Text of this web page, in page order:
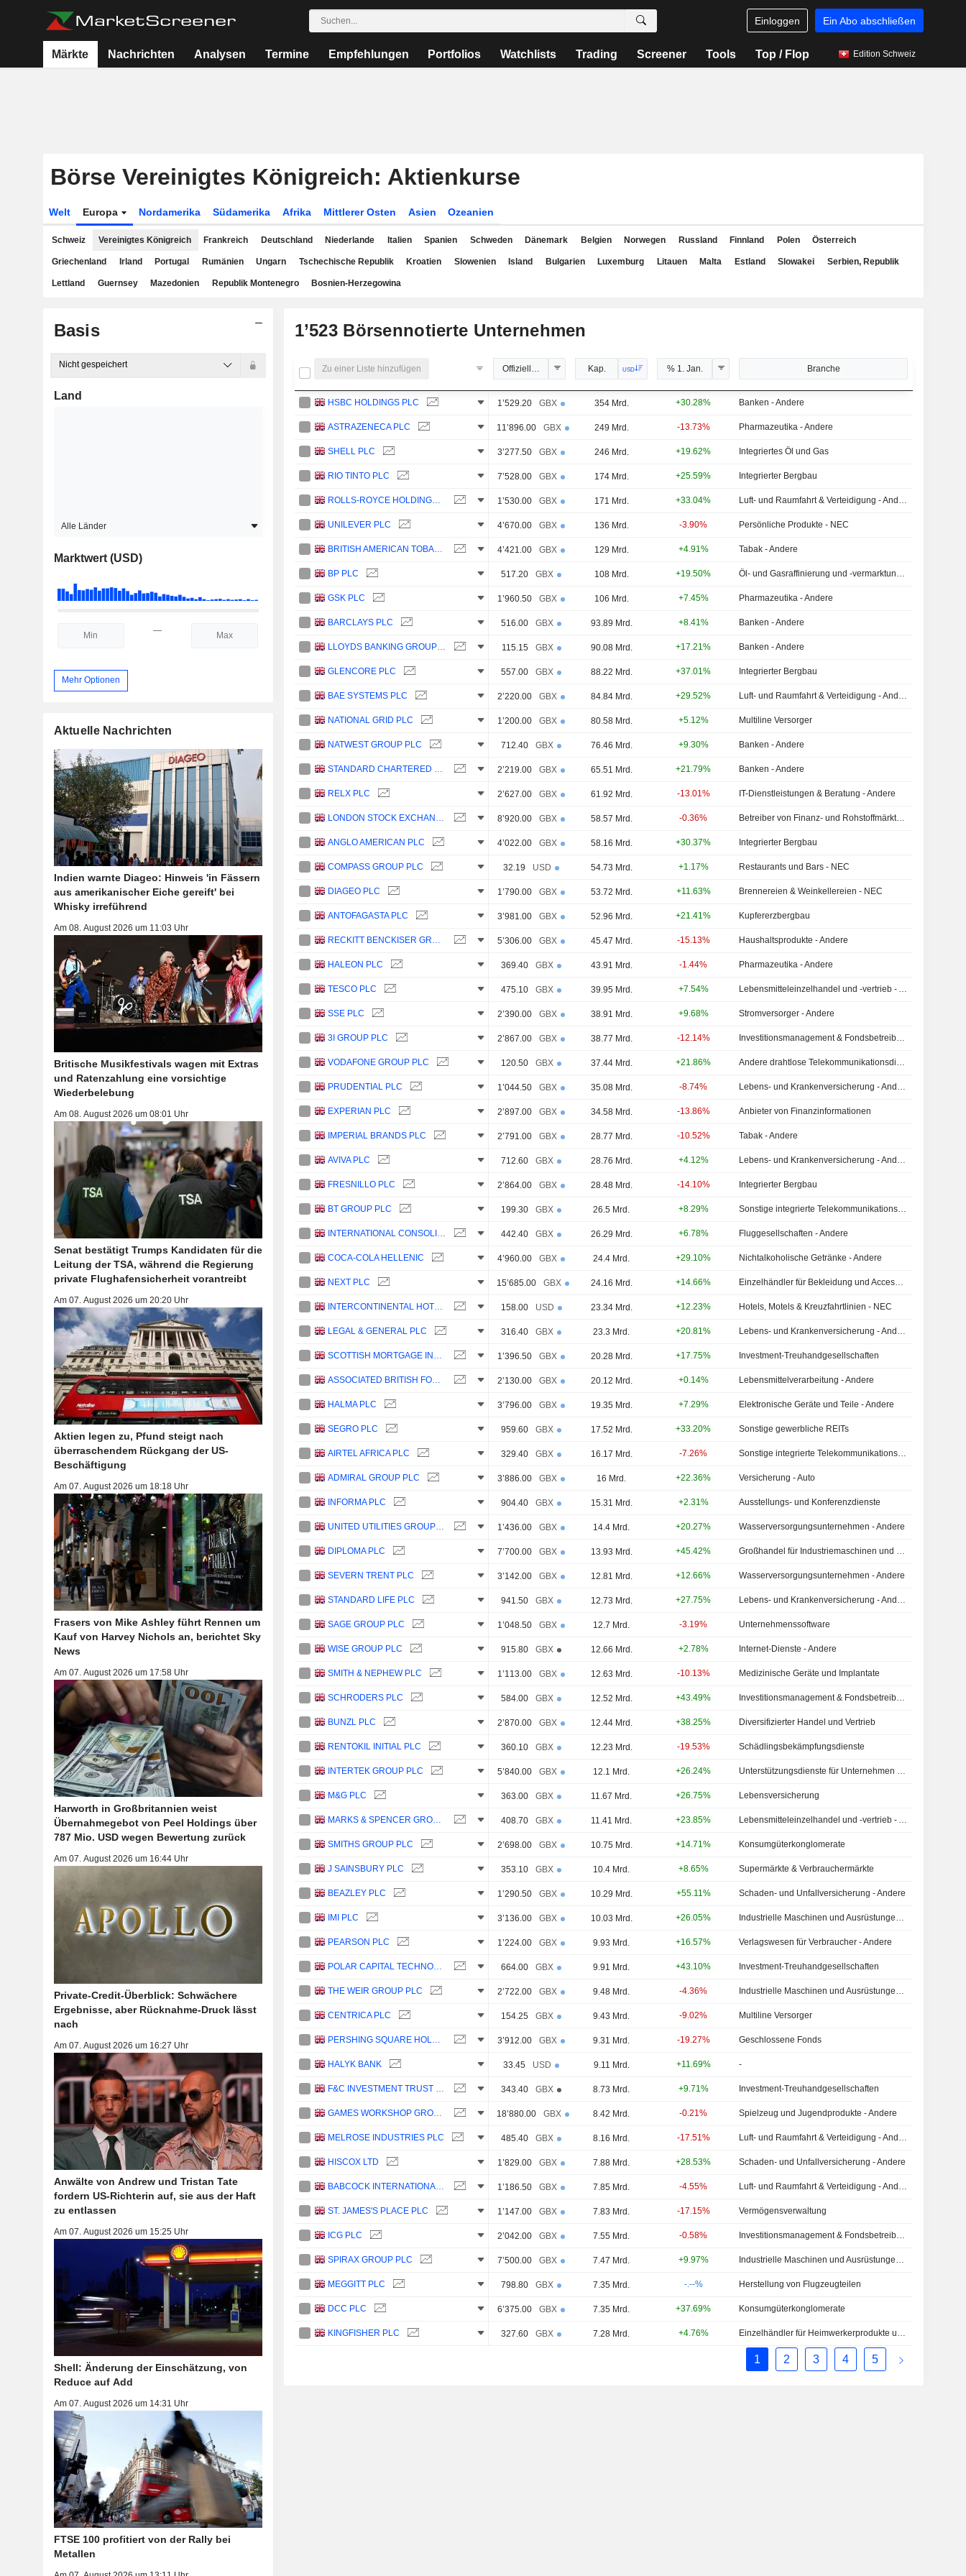
Einloggen Ein Abo abschließen
Märkte Nachrichten Analysen Termine Empfehlungen Portfolios Watchlists Trading Screener Tools Top / Flop Edition Schweiz
Börse Vereinigtes Königreich: Aktienkurse
Welt Europa Nordamerika Südamerika Afrika Mittlerer Osten Asien Ozeanien
Schweiz Vereinigtes Königreich Frankreich Deutschland Niederlande Italien Spanien Schweden Dänemark Belgien Norwegen Russland Finnland Polen Österreich
Griechenland Irland Portugal Rumänien Ungarn Tschechische Republik Kroatien Slowenien Island Bulgarien Luxemburg Litauen Malta Estland Slowakei Serbien, Republik
Lettland Guernsey Mazedonien Republik Montenegro Bosnien-Herzegowina
Basis
Nicht gespeichert
Land
Alle Länder
Marktwert (USD)
—
Mehr Optionen
Aktuelle Nachrichten
Indien warnte Diageo: Hinweis 'in Fässern
aus amerikanischer Eiche gereift' bei
Whisky irreführend
Am 08. August 2026 um 11:03 Uhr
Britische Musikfestivals wagen mit Extras
und Ratenzahlung eine vorsichtige
Wiederbelebung
Am 08. August 2026 um 08:01 Uhr
Senat bestätigt Trumps Kandidaten für die
Leitung der TSA, während die Regierung
private Flughafensicherheit vorantreibt
Am 07. August 2026 um 20:20 Uhr
Aktien legen zu, Pfund steigt nach
überraschendem Rückgang der US-
Beschäftigung
Am 07. August 2026 um 18:18 Uhr
Frasers von Mike Ashley führt Rennen um
Kauf von Harvey Nichols an, berichtet Sky
News
Am 07. August 2026 um 17:58 Uhr
Harworth in Großbritannien weist
Übernahmegebot von Peel Holdings über
787 Mio. USD wegen Bewertung zurück
Am 07. August 2026 um 16:44 Uhr
Private-Credit-Überblick: Schwächere
Ergebnisse, aber Rücknahme-Druck lässt
nach
Am 07. August 2026 um 16:27 Uhr
Anwälte von Andrew und Tristan Tate
fordern US-Richterin auf, sie aus der Haft
zu entlassen
Am 07. August 2026 um 15:25 Uhr
Shell: Änderung der Einschätzung, von
Reduce auf Add
Am 07. August 2026 um 14:31 Uhr
FTSE 100 profitiert von der Rally bei
Metallen
1’523Börsennotierte Unternehmen
Zu einer Liste hinzufügen Offizieller Kurs Kap. USD % 1. Jan. Branche
HSBC HOLDINGS PLC 1’529.20 GBX 354 Mrd. +30.28% Banken - Andere
ASTRAZENECA PLC 11’896.00 GBX 249 Mrd. -13.73% Pharmazeutika - Andere
SHELL PLC 3’277.50 GBX 246 Mrd. +19.62% Integriertes Öl und Gas
RIO TINTO PLC 7’528.00 GBX 174 Mrd. +25.59% Integrierter Bergbau
ROLLS-ROYCE HOLDINGS PLC 1’530.00 GBX 171 Mrd. +33.04% Luft- und Raumfahrt & Verteidigung - Andere
UNILEVER PLC 4’670.00 GBX 136 Mrd. -3.90% Persönliche Produkte - NEC
BRITISH AMERICAN TOBACCO P.L.C. 4’421.00 GBX 129 Mrd. +4.91% Tabak - Andere
BP PLC 517.20 GBX 108 Mrd. +19.50% Öl- und Gasraffinierung und -vermarktung - NEC
GSK PLC 1’960.50 GBX 106 Mrd. +7.45% Pharmazeutika - Andere
BARCLAYS PLC 516.00 GBX 93.89 Mrd. +8.41% Banken - Andere
LLOYDS BANKING GROUP PLC 115.15 GBX 90.08 Mrd. +17.21% Banken - Andere
GLENCORE PLC 557.00 GBX 88.22 Mrd. +37.01% Integrierter Bergbau
BAE SYSTEMS PLC 2’220.00 GBX 84.84 Mrd. +29.52% Luft- und Raumfahrt & Verteidigung - Andere
NATIONAL GRID PLC 1’200.00 GBX 80.58 Mrd. +5.12% Multiline Versorger
NATWEST GROUP PLC 712.40 GBX 76.46 Mrd. +9.30% Banken - Andere
STANDARD CHARTERED PLC 2’219.00 GBX 65.51 Mrd. +21.79% Banken - Andere
RELX PLC 2’627.00 GBX 61.92 Mrd. -13.01% IT-Dienstleistungen & Beratung - Andere
LONDON STOCK EXCHANGE GROUP PLC 8’920.00 GBX 58.57 Mrd. -0.36% Betreiber von Finanz- und Rohstoffmärkten - Andere
ANGLO AMERICAN PLC 4’022.00 GBX 58.16 Mrd. +30.37% Integrierter Bergbau
COMPASS GROUP PLC 32.19 USD 54.73 Mrd. +1.17% Restaurants und Bars - NEC
DIAGEO PLC 1’790.00 GBX 53.72 Mrd. +11.63% Brennereien & Weinkellereien - NEC
ANTOFAGASTA PLC 3’981.00 GBX 52.96 Mrd. +21.41% Kupfererzbergbau
RECKITT BENCKISER GROUP PLC 5’306.00 GBX 45.47 Mrd. -15.13% Haushaltsprodukte - Andere
HALEON PLC 369.40 GBX 43.91 Mrd. -1.44% Pharmazeutika - Andere
TESCO PLC 475.10 GBX 39.95 Mrd. +7.54% Lebensmitteleinzelhandel und -vertrieb - Andere
SSE PLC 2’390.00 GBX 38.91 Mrd. +9.68% Stromversorger - Andere
3I GROUP PLC 2’867.00 GBX 38.77 Mrd. -12.14% Investitionsmanagement & Fondsbetreiber - Andere
VODAFONE GROUP PLC 120.50 GBX 37.44 Mrd. +21.86% Andere drahtlose Telekommunikationsdienste
PRUDENTIAL PLC 1’044.50 GBX 35.08 Mrd. -8.74% Lebens- und Krankenversicherung - Andere
EXPERIAN PLC 2’897.00 GBX 34.58 Mrd. -13.86% Anbieter von Finanzinformationen
IMPERIAL BRANDS PLC 2’791.00 GBX 28.77 Mrd. -10.52% Tabak - Andere
AVIVA PLC 712.60 GBX 28.76 Mrd. +4.12% Lebens- und Krankenversicherung - Andere
FRESNILLO PLC 2’864.00 GBX 28.48 Mrd. -14.10% Integrierter Bergbau
BT GROUP PLC 199.30 GBX 26.5 Mrd. +8.29% Sonstige integrierte Telekommunikationsdienste
INTERNATIONAL CONSOLIDATED AIRLINES GROUP, S.A. 442.40 GBX 26.29 Mrd. +6.78% Fluggesellschaften - Andere
COCA-COLA HELLENIC 4’960.00 GBX 24.4 Mrd. +29.10% Nichtalkoholische Getränke - Andere
NEXT PLC 15’685.00 GBX 24.16 Mrd. +14.66% Einzelhändler für Bekleidung und Accessoires - Andere
INTERCONTINENTAL HOTELS GROUP PLC 158.00 USD 23.34 Mrd. +12.23% Hotels, Motels & Kreuzfahrtlinien - NEC
LEGAL & GENERAL PLC 316.40 GBX 23.3 Mrd. +20.81% Lebens- und Krankenversicherung - Andere
SCOTTISH MORTGAGE INVESTMENT TRUST PLC 1’396.50 GBX 20.28 Mrd. +17.75% Investment-Treuhandgesellschaften
ASSOCIATED BRITISH FOODS PLC 2’130.00 GBX 20.12 Mrd. +0.14% Lebensmittelverarbeitung - Andere
HALMA PLC 3’796.00 GBX 19.35 Mrd. +7.29% Elektronische Geräte und Teile - Andere
SEGRO PLC 959.60 GBX 17.52 Mrd. +33.20% Sonstige gewerbliche REITs
AIRTEL AFRICA PLC 329.40 GBX 16.17 Mrd. -7.26% Sonstige integrierte Telekommunikationsdienste
ADMIRAL GROUP PLC 3’886.00 GBX 16 Mrd. +22.36% Versicherung - Auto
INFORMA PLC 904.40 GBX 15.31 Mrd. +2.31% Ausstellungs- und Konferenzdienste
UNITED UTILITIES GROUP PLC 1’436.00 GBX 14.4 Mrd. +20.27% Wasserversorgungsunternehmen - Andere
DIPLOMA PLC 7’700.00 GBX 13.93 Mrd. +45.42% Großhandel für Industriemaschinen und -ausrüstung
SEVERN TRENT PLC 3’142.00 GBX 12.81 Mrd. +12.66% Wasserversorgungsunternehmen - Andere
STANDARD LIFE PLC 941.50 GBX 12.73 Mrd. +27.75% Lebens- und Krankenversicherung - Andere
SAGE GROUP PLC 1’048.50 GBX 12.7 Mrd. -3.19% Unternehmenssoftware
WISE GROUP PLC 915.80 GBX 12.66 Mrd. +2.78% Internet-Dienste - Andere
SMITH & NEPHEW PLC 1’113.00 GBX 12.63 Mrd. -10.13% Medizinische Geräte und Implantate
SCHRODERS PLC 584.00 GBX 12.52 Mrd. +43.49% Investitionsmanagement & Fondsbetreiber - Andere
BUNZL PLC 2’870.00 GBX 12.44 Mrd. +38.25% Diversifizierter Handel und Vertrieb
RENTOKIL INITIAL PLC 360.10 GBX 12.23 Mrd. -19.53% Schädlingsbekämpfungsdienste
INTERTEK GROUP PLC 5’840.00 GBX 12.1 Mrd. +26.24% Unterstützungsdienste für Unternehmen - NEC
M&G PLC 363.00 GBX 11.67 Mrd. +26.75% Lebensversicherung
MARKS & SPENCER GROUP PLC 408.70 GBX 11.41 Mrd. +23.85% Lebensmitteleinzelhandel und -vertrieb - Andere
SMITHS GROUP PLC 2’698.00 GBX 10.75 Mrd. +14.71% Konsumgüterkonglomerate
J SAINSBURY PLC 353.10 GBX 10.4 Mrd. +8.65% Supermärkte & Verbrauchermärkte
BEAZLEY PLC 1’290.50 GBX 10.29 Mrd. +55.11% Schaden- und Unfallversicherung - Andere
IMI PLC 3’136.00 GBX 10.03 Mrd. +26.05% Industrielle Maschinen und Ausrüstungen - Andere
PEARSON PLC 1’224.00 GBX 9.93 Mrd. +16.57% Verlagswesen für Verbraucher - Andere
POLAR CAPITAL TECHNOLOGY TRUST PLC 664.00 GBX 9.91 Mrd. +43.10% Investment-Treuhandgesellschaften
THE WEIR GROUP PLC 2’722.00 GBX 9.48 Mrd. -4.36% Industrielle Maschinen und Ausrüstungen - Andere
CENTRICA PLC 154.25 GBX 9.43 Mrd. -9.02% Multiline Versorger
PERSHING SQUARE HOLDINGS, LTD. 3’912.00 GBX 9.31 Mrd. -19.27% Geschlossene Fonds
HALYK BANK 33.45 USD 9.11 Mrd. +11.69% -
F&C INVESTMENT TRUST PLC 343.40 GBX 8.73 Mrd. +9.71% Investment-Treuhandgesellschaften
GAMES WORKSHOP GROUP PLC 18’880.00 GBX 8.42 Mrd. -0.21% Spielzeug und Jugendprodukte - Andere
MELROSE INDUSTRIES PLC 485.40 GBX 8.16 Mrd. -17.51% Luft- und Raumfahrt & Verteidigung - Andere
HISCOX LTD 1’829.00 GBX 7.88 Mrd. +28.53% Schaden- und Unfallversicherung - Andere
BABCOCK INTERNATIONAL GROUP PLC 1’186.50 GBX 7.85 Mrd. -4.55% Luft- und Raumfahrt & Verteidigung - Andere
ST. JAMES'S PLACE PLC 1’147.00 GBX 7.83 Mrd. -17.15% Vermögensverwaltung
ICG PLC 2’042.00 GBX 7.55 Mrd. -0.58% Investitionsmanagement & Fondsbetreiber - Andere
SPIRAX GROUP PLC 7’500.00 GBX 7.47 Mrd. +9.97% Industrielle Maschinen und Ausrüstungen - Andere
MEGGITT PLC 798.80 GBX 7.35 Mrd. -.--% Herstellung von Flugzeugteilen
DCC PLC 6’375.00 GBX 7.35 Mrd. +37.69% Konsumgüterkonglomerate
KINGFISHER PLC 327.60 GBX 7.28 Mrd. +4.76% Einzelhändler für Heimwerkerprodukte und -dienstleistungen - NEC
1 2 3 4 5